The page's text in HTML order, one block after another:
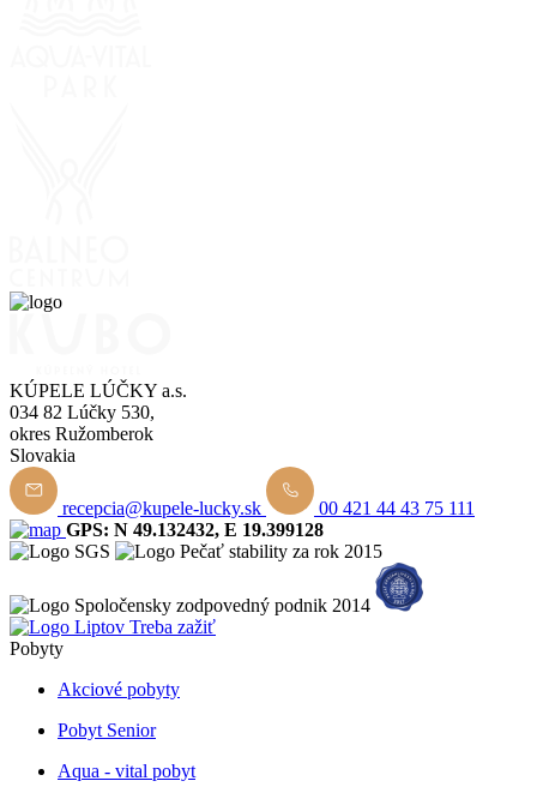
KÚPELE LÚČKY a.s.
034 82 Lúčky 530,
okres Ružomberok
Slovakia
recepcia@kupele-lucky.sk
00 421 44 43 75 111
GPS: N 49.132432, E 19.399128
Pobyty
Akciové pobyty
Pobyt Senior
Aqua - vital pobyt